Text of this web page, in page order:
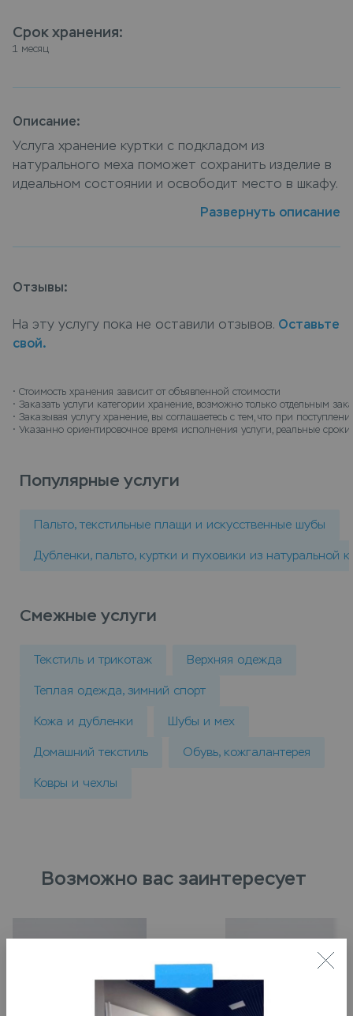
Срок хранения:
1 месяц
Описание:
Услуга хранение куртки с подкладом из
натурального меха поможет сохранить изделие в
идеальном состоянии и освободит место в шкафу.
видеонаблюдением зона хранения обеспечивает
можно в пунктах приема Leda, или закажите услугу
меха с доставкой на дом, курьер заберет вещи, а
по окончанию срока хранения доставит их
Развернуть описание
Отзывы:
На эту услугу пока не оставили отзывов. Оставьте
свой.
• Стоимость хранения зависит от объявленной стоимости
• Заказать услуги категории хранение, возможно только отдельным
• Заказывая услугу хранение, вы соглашаетесь с тем, что при
• Указанно ориентировочное время исполнения услуги, реальные сроки
Популярные услуги
Пальто, текстильные плащи и искусственные шубы
Дубленки, пальто, куртки и пуховики из натуральной
Смежные услуги
Текстиль и трикотаж Верхняя одежда
Теплая одежда, зимний спорт
Кожа и дубленки Шубы и мех
Домашний текстиль Обувь, кожгалантерея
Ковры и чехлы
Возможно вас заинтересует